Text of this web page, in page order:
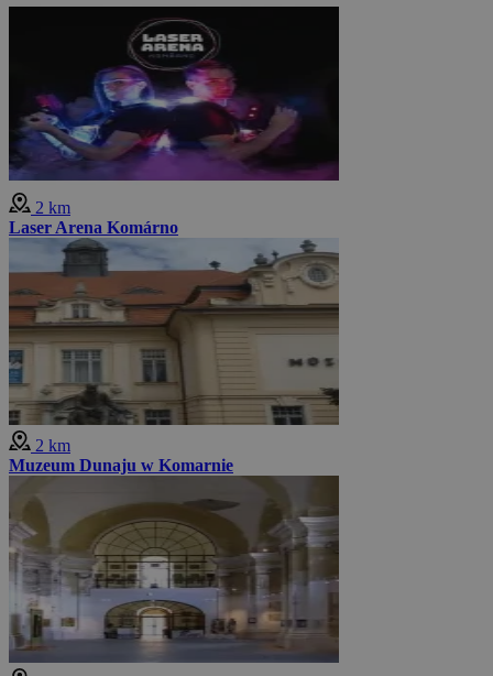
2 km
Laser Arena Komárno
2 km
Muzeum Dunaju w Komarnie